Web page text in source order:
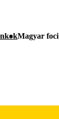
Magyar foci